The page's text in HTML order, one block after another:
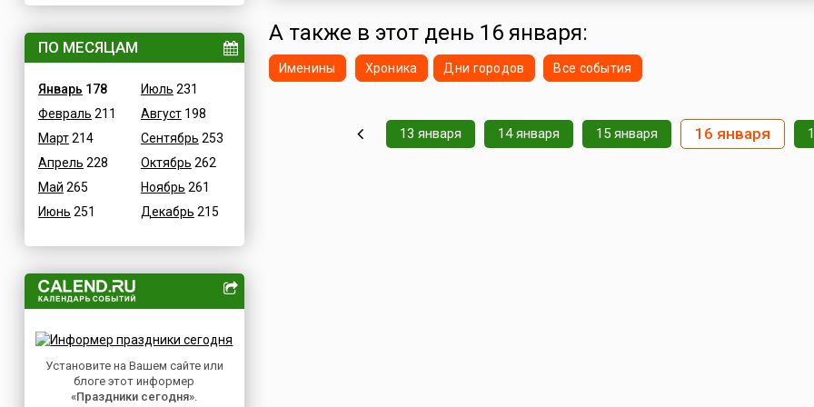
Египет
Израиль
Индия
Иордания
Ирак
Иран
Ирландия
Исландия
Италия
Казахстан
Камерун
Канада
Водные
Детские
В честь икон
Дни памяти святых
Конституционные
Культурные
Масс-медийные
Независимые
Природные
Медицинские
Посты
ПО МЕСЯЦАМ
Январь 178
Февраль 211
Март214
Апрель 228
Май 265
Июнь 251
Июль 231
Август198
Сентябрь 253
Октябрь 262
Ноябрь 261
Декабрь 215
Установите на Вашем сайте или
блоге этот информер
«Праздники сегодня».
высших учебных заведениях, в бизнес-учреж...
А также в этот день 16 января:
Именины Хроника Дни городов Все события
13 января 14 января 15 января 16 января